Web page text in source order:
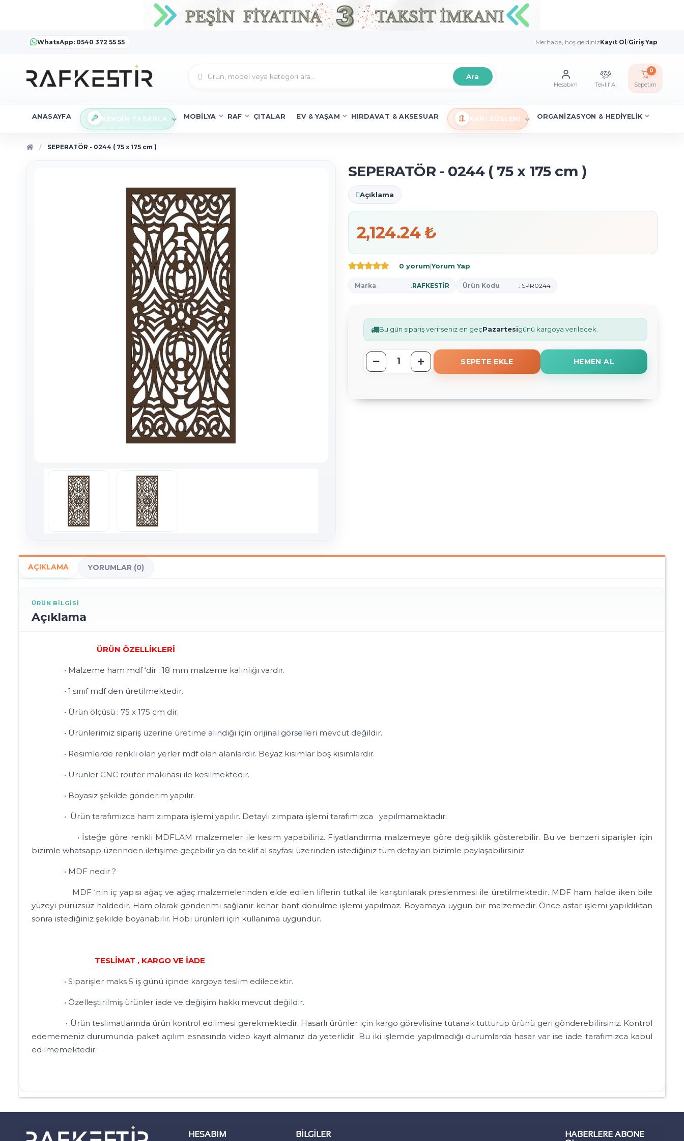
WhatsApp: 0540 372 55 55 Merhaba, hoş geldinizKayıt Ol/Giriş Yap
Ara
Hesabım Teklif Al Sepetim
0
ANASAYFA KENDİN TASARLA MOBİLYA RAF ÇITALAR EV & YAŞAM HIRDAVAT & AKSESUAR KAPI SÜSLERİ ORGANİZASYON & HEDİYELİK
SEPERATÖR - 0244 ( 75 x 175 cm )
SEPERATÖR - 0244 ( 75 x 175 cm )
Açıklama
2,124.24 ₺
0 yorum|Yorum Yap
Marka :RAFKESTİR Ürün Kodu : SPR0244
Bu gün sipariş verirseniz en geçPazartesigünü kargoya verilecek.
SEPETE EKLE HEMEN AL
AÇIKLAMA YORUMLAR (0)
ÜRÜN BILGISI
Açıklama
ÜRÜN ÖZELLİKLERİ
• Malzeme ham mdf ‘dir . 18 mm malzeme kalınlığı vardır.
• 1.sınıf mdf den üretilmektedir.
• Ürün ölçüsü : 75 x 175 cm dir.
• Ürünlerimiz sipariş üzerine üretime alındığı için orijinal görselleri mevcut değildir.
• Resimlerde renkli olan yerler mdf olan alanlardır. Beyaz kısımlar boş kısımlardır.
• Ürünler CNC router makinası ile kesilmektedir.
• Boyasız şekilde gönderim yapılır.
• Ürün tarafımızca ham zımpara işlemi yapılır. Detaylı zımpara işlemi tarafımızca yapılmamaktadır.
• İsteğe göre renkli MDFLAM malzemeler ile kesim yapabiliriz. Fiyatlandırma malzemeye göre değişiklik gösterebilir. Bu ve benzeri siparişler için
bizimle whatsapp üzerinden iletişime geçebilir ya da teklif al sayfası üzerinden istediğiniz tüm detayları bizimle paylaşabilirsiniz.
• MDF nedir ?
MDF ‘nin iç yapısı ağaç ve ağaç malzemelerinden elde edilen liflerin tutkal ile karıştırılarak preslenmesi ile üretilmektedir. MDF ham halde iken bile
yüzeyi pürüzsüz haldedir. Ham olarak gönderimi sağlanır kenar bant dönülme işlemi yapılmaz. Boyamaya uygun bir malzemedir. Önce astar işlemi yapıldıktan
sonra istediğiniz şekilde boyanabilir. Hobi ürünleri için kullanıma uygundur.
TESLİMAT , KARGO VE İADE
• Siparişler maks 5 iş günü içinde kargoya teslim edilecektir.
• Özelleştirilmiş ürünler iade ve değişim hakkı mevcut değildir.
• Ürün teslimatlarında ürün kontrol edilmesi gerekmektedir. Hasarlı ürünler için kargo görevlisine tutanak tutturup ürünü geri gönderebilirsiniz. Kontrol
edememeniz durumunda paket açılım esnasında video kayıt almanız da yeterlidir. Bu iki işlemde yapılmadığı durumlarda hasar var ise iade tarafımızca kabul
edilmemektedir.
HESABIM BILGILER
HABERLERE ABONE